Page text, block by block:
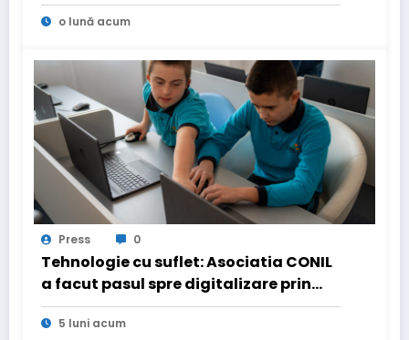
o lună acum
Press 0
Tehnologie cu suflet: Asociatia CONIL
a facut pasul spre digitalizare prin
PNRR pentru a fi mai aproape de copiii
cu nevoi speciale
5 luni acum